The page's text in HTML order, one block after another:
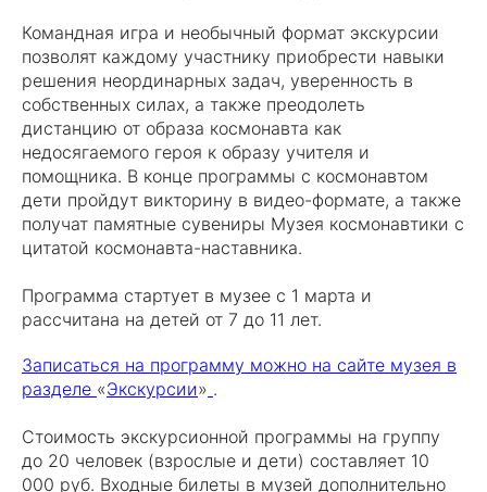
Командная игра и необычный формат экскурсии
позволят каждому участнику приобрести навыки
решения неординарных задач, уверенность в
собственных силах, а также преодолеть
дистанцию от образа космонавта как
недосягаемого героя к образу учителя и
помощника. В конце программы с космонавтом
дети пройдут викторину в видео-формате, а также
получат памятные сувениры Музея космонавтики с
цитатой космонавта-наставника.
Программа стартует в музее с 1 марта и
рассчитана на детей от 7 до 11 лет.
Записаться на программу можно на сайте музея в
разделе «Экскурсии» .
Стоимость экскурсионной программы на группу
до 20 человек (взрослые и дети) составляет 10
000 руб. Входные билеты в музей дополнительно